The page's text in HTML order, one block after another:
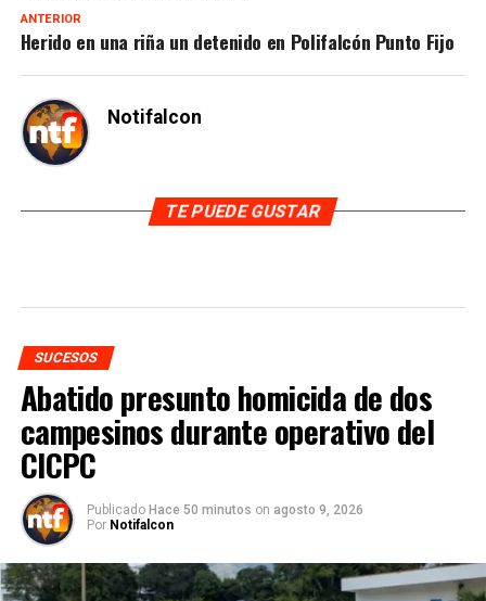
ANTERIOR
Herido en una riña un detenido en Polifalcón Punto Fijo
Notifalcon
TE PUEDE GUSTAR
SUCESOS
Abatido presunto homicida de dos
campesinos durante operativo del
CICPC
Publicado Hace 50 minutos on agosto 9, 2026
Por Notifalcon